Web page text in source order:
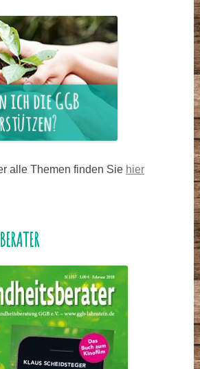
alle Themen finden Sie hier